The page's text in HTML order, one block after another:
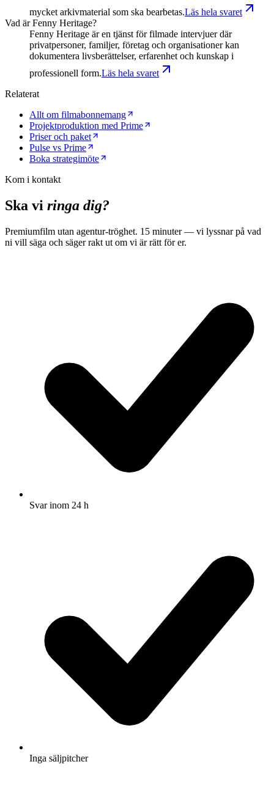
mycket arkivmaterial som ska bearbetas.Läs hela svaret
Vad är Fenny Heritage?
Fenny Heritage är en tjänst för filmade intervjuer där
privatpersoner, familjer, företag och organisationer kan
dokumentera livsberättelser, erfarenhet och kunskap i
professionell form.Läs hela svaret
Relaterat
Allt om filmabonnemang
Projektproduktion med Prime
Priser och paket
Pulse vs Prime
Boka strategimöte
Kom i kontakt
Ska vi ringa dig?
Premiumfilm utan agentur-tröghet. 15 minuter — vi lyssnar på vad
ni vill säga och säger rakt ut om vi är rätt för er.
Svar inom 24 h
Inga säljpitcher